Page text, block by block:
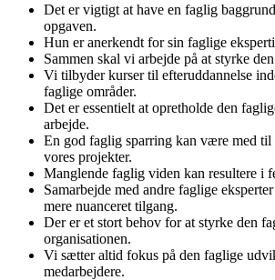
Det er vigtigt at have en faglig
opgaven.
Hun er anerkendt for sin faglige
Sammen skal vi arbejde på at styrke
Vi tilbyder kurser til efteruddannelse
faglige områder.
Det er essentielt at opretholde den
arbejde.
En god faglig sparring kan være med
vores projekter.
Manglende faglig viden kan resultere i
Samarbejde med andre faglige
mere nuanceret tilgang.
Der er et stort behov for at styrke den
organisationen.
Vi sætter altid fokus på den faglige
medarbejdere.